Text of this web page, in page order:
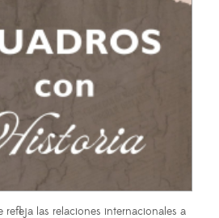
las relaciones internacionales a